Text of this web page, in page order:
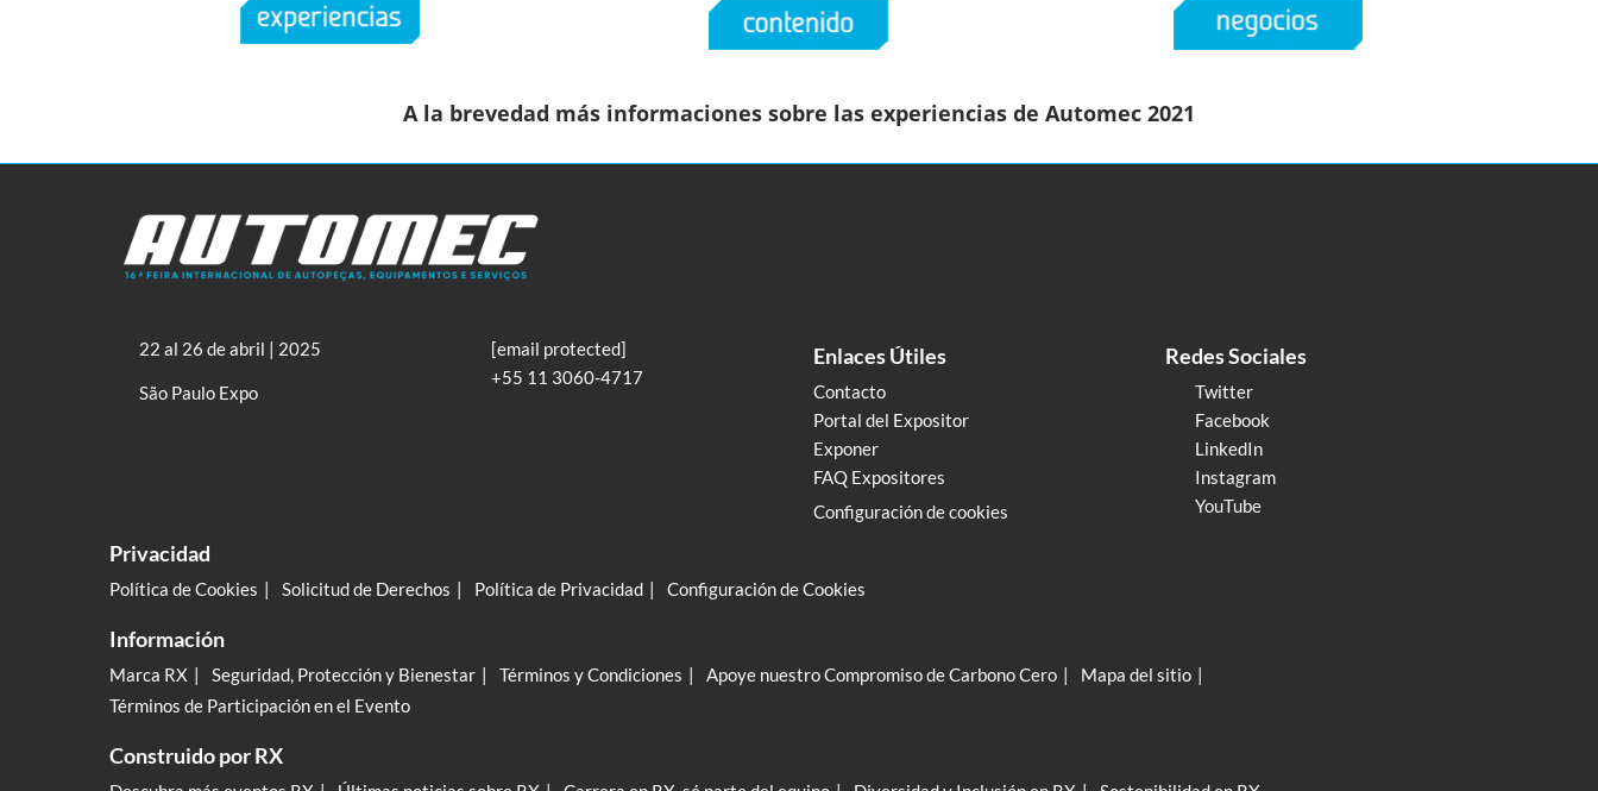
A la brevedad más informaciones sobre las experiencias de Automec 2021
22 al 26 de abril | 2025
São Paulo Expo
[email protected]
+55 11 3060-4717
Enlaces Útiles
Contacto
Portal del Expositor
Exponer
FAQ Expositores
Configuración de cookies
Redes Sociales
Twitter
Facebook
LinkedIn
Instagram
YouTube
Privacidad
Política de Cookies Solicitud de Derechos Política de Privacidad Configuración de Cookies
Información
Marca RX Seguridad, Protección y Bienestar Términos y Condiciones Apoye nuestro Compromiso de Carbono Cero
Mapa del sitio
Términos de Participación en el Evento
Construido por RX